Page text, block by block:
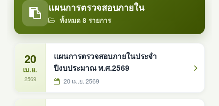
แผนการตรวจสอบภายใน
ทั้งหมด 8 รายการ
20
เม.ย.
2569
แผนการตรวจสอบภายในประจำ
ปีงบประมาณ พ.ศ.2569
20 เม.ย. 2569